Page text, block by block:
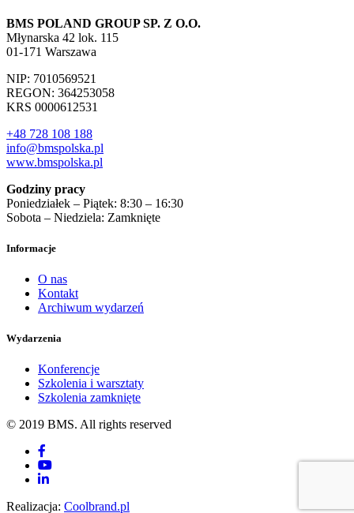
BMS POLAND GROUP SP. Z O.O.
Młynarska 42 lok. 115
01-171 Warszawa
NIP: 7010569521
REGON: 364253058
KRS 0000612531
+48 728 108 188
info@bmspolska.pl
www.bmspolska.pl
Godziny pracy
Poniedziałek – Piątek: 8:30 – 16:30
Sobota – Niedziela: Zamknięte
Informacje
O nas
Kontakt
Archiwum wydarzeń
Wydarzenia
Konferencje
Szkolenia i warsztaty
Szkolenia zamknięte
© 2019 BMS. All rights reserved
Realizacja: Coolbrand.pl